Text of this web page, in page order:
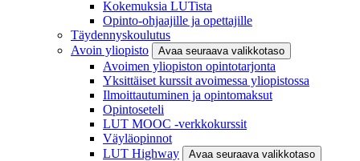
Kokemuksia LUTista
Opinto-ohjaajille ja opettajille
Täydennyskoulutus
Avoin yliopisto
Avaa seuraava valikkotaso
Avoimen yliopiston opintotarjonta
Yksittäiset kurssit avoimessa yliopistossa
Ilmoittautuminen ja opintomaksut
Opintoseteli
LUT MOOC -verkkokurssit
Väyläopinnot
LUT Highway
Avaa seuraava valikkotaso